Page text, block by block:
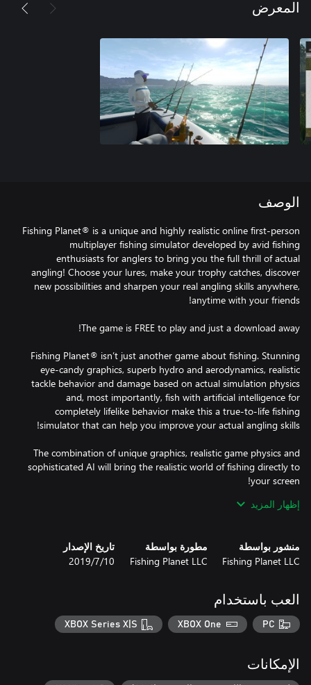
المعرض
الوصف
Fishing Planet® is a unique and highly realistic online first-person
multiplayer fishing simulator developed by avid fishing
enthusiasts for anglers to bring you the full thrill of actual
angling! Choose your lures, make your trophy catches, discover
new possibilities and sharpen your real angling skills anywhere,
Fishing Planet® isn’t just another game about fishing. Stunning
eye-candy graphics, superb hydro and aerodynamics, realistic
tackle behavior and damage based on actual simulation physics
and, most importantly, fish with artificial intelligence for
completely lifelike behavior make this a true-to-life fishing
The combination of unique graphics, realistic game physics and
sophisticated AI will bring the realistic world of fishing directly to
bottom contour and type (color and structure), water and air
temperature, wind, etc. Biting/striking reactions for each fish
* Photorealistic graphics – using latest high-end tools for
ultimate photo-realism: photogrammetry, all waterways are
rods, lines and reels break according to their actual individual
characteristics. Realistic aero and hydrodynamic environment for
إظهار المزيد
منشور بواسطة
Fishing Planet LLC
مطورة بواسطة
Fishing Planet LLC
تاريخ الإصدار
10‏/7‏/2019
العب باستخدام
PC
XBOX One
XBOX Series X|S
الإمكانات